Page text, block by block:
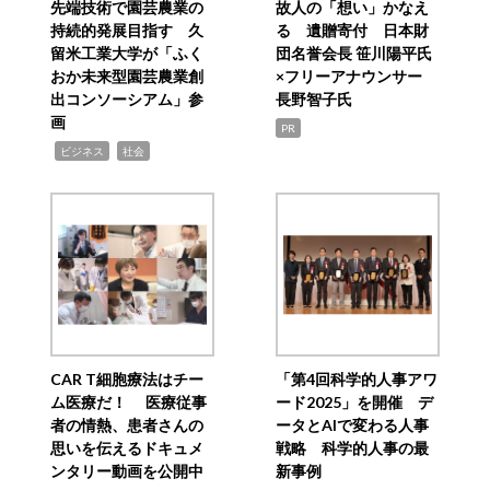
先端技術で園芸農業の
持続的発展目指す 久
留米工業大学が「ふく
おか未来型園芸農業創
出コンソーシアム」参
画
ビジネス 社会
故人の「想い」かなえ
る 遺贈寄付 日本財
団名誉会長 笹川陽平氏
×フリーアナウンサー
長野智子氏
PR
CAR T細胞療法はチー
ム医療だ！ 医療従事
者の情熱、患者さんの
思いを伝えるドキュメ
ンタリー動画を公開中
「第4回科学的人事アワ
ード2025」を開催 デ
ータとAIで変わる人事
戦略 科学的人事の最
新事例